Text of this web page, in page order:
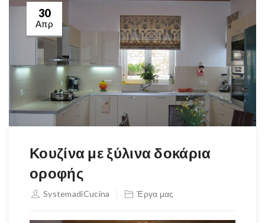
30
Απρ
Κουζίνα με ξύλινα δοκάρια
οροφής
SystemadiCucina Έργα μας